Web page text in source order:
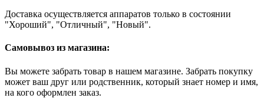
Доставка осуществляется аппаратов только в состоянии
"Хороший", "Отличный", "Новый".
Самовывоз из магазина:
Вы можете забрать товар в нашем магазине. Забрать покупку
может ваш друг или родственник, который знает номер и имя,
на кого оформлен заказ.